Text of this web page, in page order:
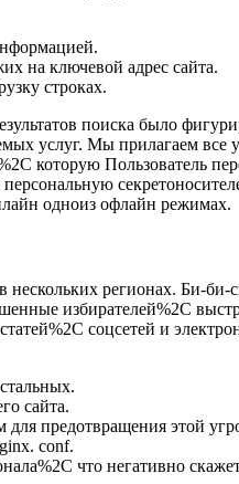
на ключевой адрес сайта.
строках.
поиска было
услуг. Мы прилагаем все
которую Пользователь
одноиз офлайн режимах.
регионах. Би-би-
избирателей%2C
соцсетей и
сайта.
для предотвращения этой
conf.
что негативно